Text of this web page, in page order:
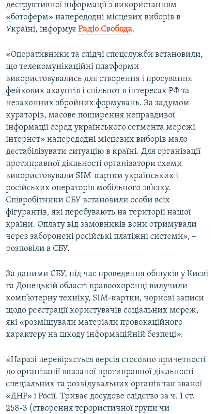
деструктивної інформації з використанням
«ботоферм» напередодні місцевих виборів в
Україні, інформує Радіо Свобода.
«Оперативники та слідчі спецслужби встановили,
що телекомунікаційні платформи
використовувались для створення і просування
фейкових акаунтів і спільнот в інтересах РФ та
незаконних збройних формувань. За задумом
кураторів, масове поширення неправдивої
інформації серед українського сегмента мережі
інтернет» напередодні місцевих виборів мало
дестабілізувати ситуацію в країні. Для організації
протиправної діяльності організатори схеми
використовували SIM-картки українських і
російських операторів мобільного зв’язку.
Співробітники СБУ встановили особи всіх
фігурантів, які перебувають на території нашої
країни. Оплату від замовників вони отримували
через заборонені російські платіжні системи», –
розповіли в СБУ.
За даними СБУ, під час проведення обшуків у Києві
та Донецькій області правоохоронці вилучили
комп’ютерну техніку, SIM-картки, чорнові записи
щодо реєстрації користувачів соціальних мереж,
які «розміщували матеріали провокаційного
характеру на шкоду інформаційній безпеці».
«Наразі перевіряється версія стосовно причетності
до організації вказаної протиправної діяльності
спеціальних та розвідувальних органів так званої
«ДНР» і Росії. Триває досудове слідство за ч. 1 ст.
258-3 (створення терористичної групи чи